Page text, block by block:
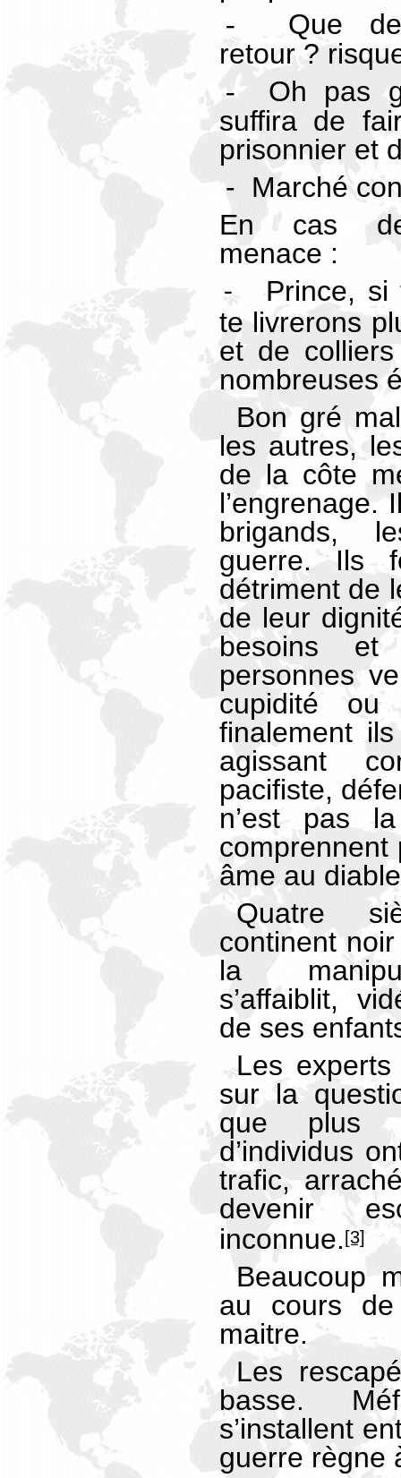
-
Que
retour ?
-
Oh pas
suffira de
prisonnier et
- Marché
En cas
menace :
-
Prince, si
te livrerons
et de
nombreuses
Bon gré
les autres,
de la côte
l’engrenage.
brigands,
guerre. Ils
détriment de
de leur
besoins
personnes
cupidité ou
finalement
agissant
pacifiste,
n’est pas
comprennent
âme au
Quatre
continent
la
s’affaiblit,
de ses
Les experts
sur la
que plus
d’individus
trafic,
devenir
inconnue. [3]
Beaucoup
au cours
maitre.
Les
basse.
s’installent
guerre règne